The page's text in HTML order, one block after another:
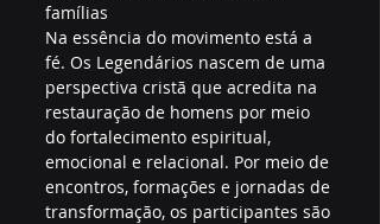
famílias
Na essência do movimento está a
fé. Os Legendários nascem de uma
perspectiva cristã que acredita na
restauração de homens por meio
do fortalecimento espiritual,
emocional e relacional. Por meio de
encontros, formações e jornadas de
transformação, os participantes são